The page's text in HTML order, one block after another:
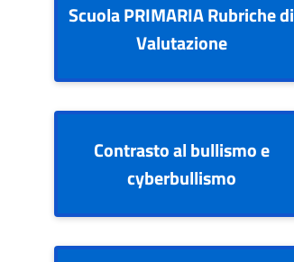
Scuola PRIMARIA Rubriche di
Valutazione
Contrasto al bullismo e
cyberbullismo